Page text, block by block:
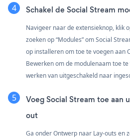
Schakel de Social Stream
Navigeer naar de extensieknop, klik
zoeken op “Modules” om Social
op installeren om toe te voegen aan
Bewerken om de modulenaam toe
werken van uitgeschakeld naar
Voeg Social Stream toe aan
out
Ga onder Ontwerp naar Lay-outs en